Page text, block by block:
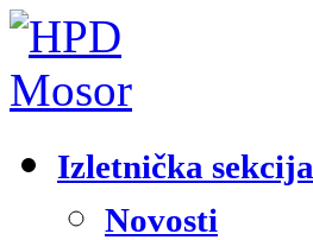
Izletnička sekcija
Novosti